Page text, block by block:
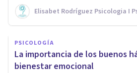
Elisabet Rodríguez Psicologia I
PSICOLOGÍA
La importancia de los buenos
bienestar emocional